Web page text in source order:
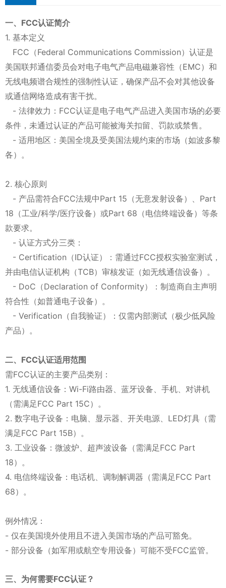
一、FCC认证简介
1. 基本定义
FCC（Federal Communications Commission）认证是
美国联邦通信委员会对电子电气产品电磁兼容性（EMC）和
无线电频谱合规性的强制性认证，确保产品不会对其他设备
或通信网络造成有害干扰。
- 法律效力：FCC认证是电子电气产品进入美国市场的必要
条件，未通过认证的产品可能被海关扣留、罚款或禁售。
- 适用地区：美国全境及受美国法规约束的市场（如波多黎
各）。
2. 核心原则
- 产品需符合FCC法规中Part 15（无意发射设备）、Part
18（工业/科学/医疗设备）或Part 68（电信终端设备）等条
款要求。
- 认证方式分三类：
- Certification（ID认证）：需通过FCC授权实验室测试，
并由电信认证机构（TCB）审核发证（如无线通信设备）。
- DoC（Declaration of Conformity）：制造商自主声明
符合性（如普通电子设备）。
- Verification（自我验证）：仅需内部测试（极少低风险
产品）。
二、FCC认证适用范围
需FCC认证的主要产品类别：
1. 无线通信设备：Wi-Fi路由器、蓝牙设备、手机、对讲机
（需满足FCC Part 15C）。
2. 数字电子设备：电脑、显示器、开关电源、LED灯具（需
满足FCC Part 15B）。
3. 工业设备：微波炉、超声波设备（需满足FCC Part
18）。
4. 电信终端设备：电话机、调制解调器（需满足FCC Part
68）。
例外情况：
- 仅在美国境外使用且不进入美国市场的产品可豁免。
- 部分设备（如军用或航空专用设备）可能不受FCC监管。
三、为何需要FCC认证？